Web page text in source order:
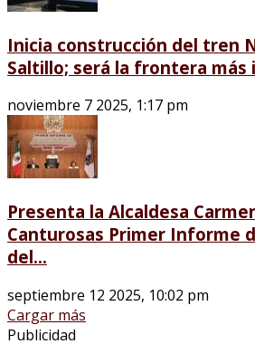
Inicia construcción del tren
Saltillo; será la frontera más
noviembre 7 2025, 1:17 pm
Presenta la Alcaldesa
Canturosas Primer Informe
del...
septiembre 12 2025, 10:02 pm
Cargar más
Publicidad